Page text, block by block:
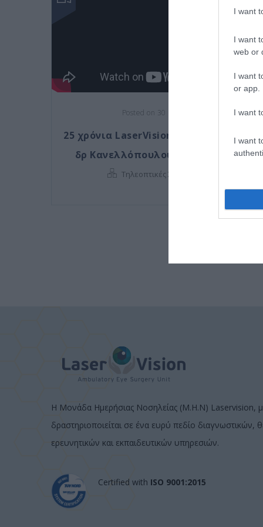
I want
I want
web or
I want
or app.
I want
I want
Posted on 30 Δεκ 2024
25 χρόνια LaserVision: συνέντευξη του
δρ Κανελλόπουλου στο Next Deal
Τηλεοπτικές Συνεντεύξεις
Η Μονάδα Ημερήσιας Νοσηλείας (Μ.Η.Ν) Laservision,
δραστηριοποιείται σε ένα ευρύ πεδίο διαγνωστικών,
ερευνητικών και εκπαιδευτικών υπηρεσιών.
Certified with ISO 9001:2015